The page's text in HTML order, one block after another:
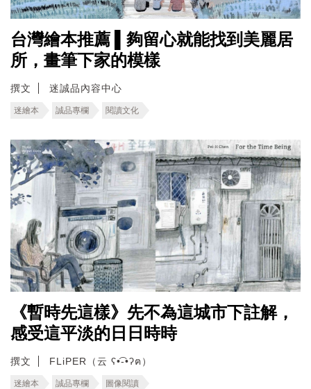
台灣繪本推薦 ▌夠留心就能找到美麗居
所，畫筆下家的模樣
撰文 迷誠品內容中心
迷繪本 誠品專欄 閱讀文化
《暫時先這樣》先不為這城市下註解，
感受這平淡的日日時時
撰文 FLiPER（云 ʕ•͡-•ʔฅ）
迷繪本 誠品專欄 圖像閱讀